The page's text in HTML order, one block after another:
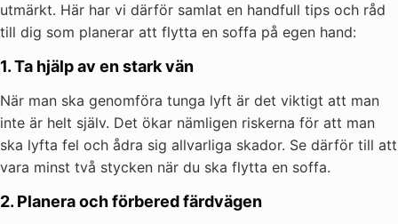
utmärkt. Här har vi därför samlat en handfull tips och råd
till dig som planerar att flytta en soffa på egen hand:
1. Ta hjälp av en stark vän
När man ska genomföra tunga lyft är det viktigt att man
inte är helt själv. Det ökar nämligen riskerna för att man
ska lyfta fel och ådra sig allvarliga skador. Se därför till att
vara minst två stycken när du ska flytta en soffa.
2. Planera och förbered färdvägen